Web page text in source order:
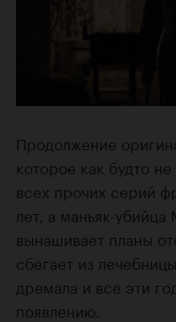
Продолжение
которое как будто
всех прочих серий
лет, а маньяк-
вынашивает планы
сбегает из
дремала и все эти
появлению.